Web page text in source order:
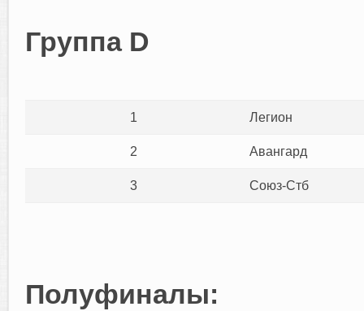
Группа D
1 Легион
2 Авангард
3 Союз-Стб
Полуфиналы: